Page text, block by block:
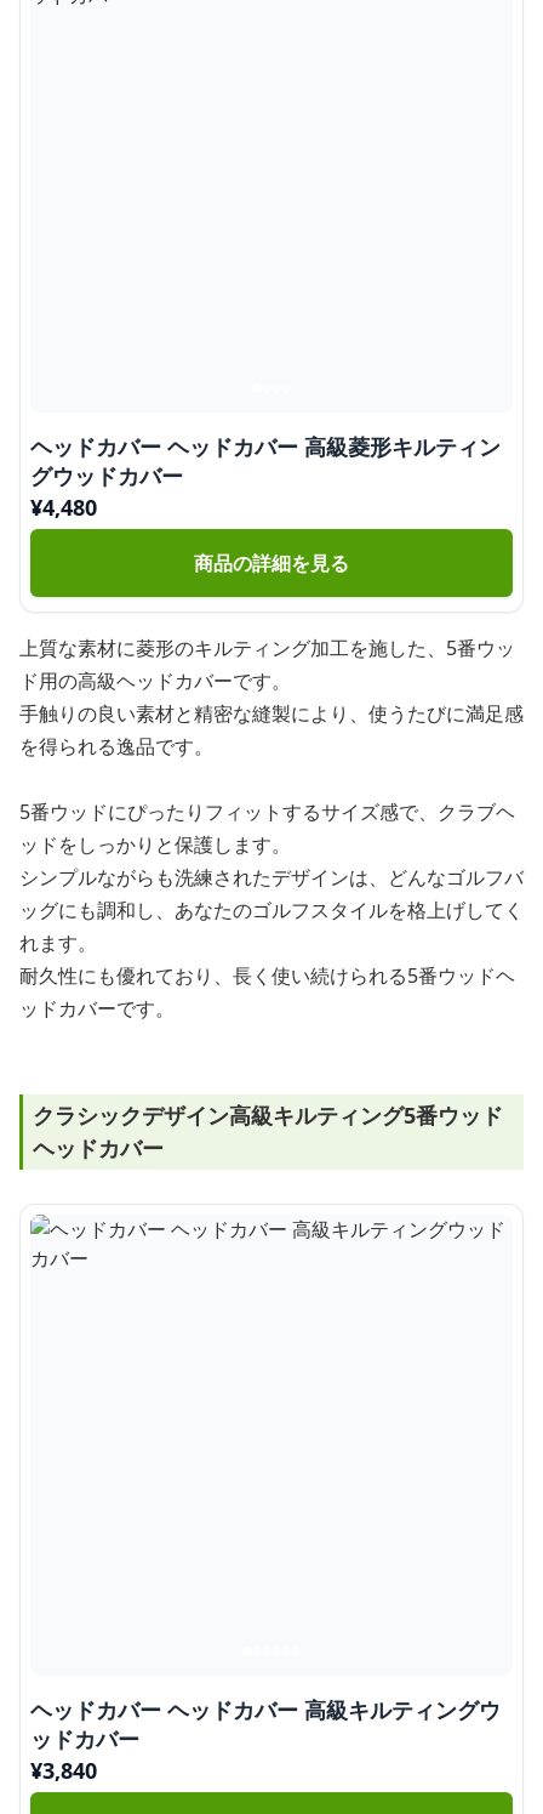
ヘッドカバー ヘッドカバー 高級菱形キルティン
グウッドカバー
¥4,480
商品の詳細を見る
上質な素材に菱形のキルティング加工を施した、5番ウッ
ド用の高級ヘッドカバーです。
手触りの良い素材と精密な縫製により、使うたびに満足感
を得られる逸品です。
5番ウッドにぴったりフィットするサイズ感で、クラブヘ
ッドをしっかりと保護します。
シンプルながらも洗練されたデザインは、どんなゴルフバ
ッグにも調和し、あなたのゴルフスタイルを格上げしてく
れます。
耐久性にも優れており、長く使い続けられる5番ウッドヘ
ッドカバーです。
クラシックデザイン高級キルティング5番ウッド
ヘッドカバー
ヘッドカバー ヘッドカバー 高級キルティングウ
ッドカバー
¥3,840